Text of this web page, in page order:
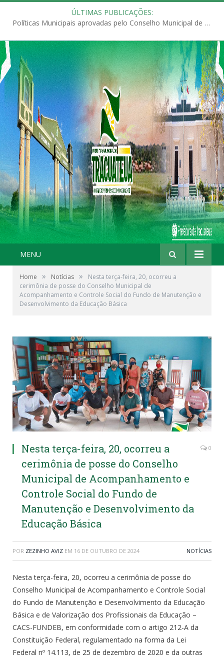
ÚLTIMAS PUBLICAÇÕES:
Políticas Municipais aprovadas pelo Conselho Municipal de Educação (CME)
MENU
Home » Notícias »
Nesta terça-feira, 20, ocorreu a
cerimônia de posse do Conselho Municipal de
Acompanhamento e Controle Social do Fundo de Manutenção e
Desenvolvimento da Educação Básica
Nesta terça-feira, 20, ocorreu a
cerimônia de posse do Conselho
Municipal de Acompanhamento e
Controle Social do Fundo de
Manutenção e Desenvolvimento da
Educação Básica
0
POR ZEZINHO AVIZ EM 16 DE OUTUBRO DE 2024 NOTÍCIAS
Nesta terça-feira, 20, ocorreu a cerimônia de posse do
Conselho Municipal de Acompanhamento e Controle Social
do Fundo de Manutenção e Desenvolvimento da Educação
Básica e de Valorização dos Profissionais da Educação –
CACS-FUNDEB, em conformidade com o artigo 212-A da
Constituição Federal, regulamentado na forma da Lei
Federal nº 14.113, de 25 de dezembro de 2020 e da outras